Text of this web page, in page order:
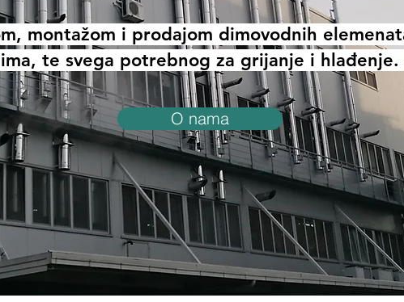
montažom i prodajom dimovodnih
te svega potrebnog za grijanje i hlađenje.
O nama